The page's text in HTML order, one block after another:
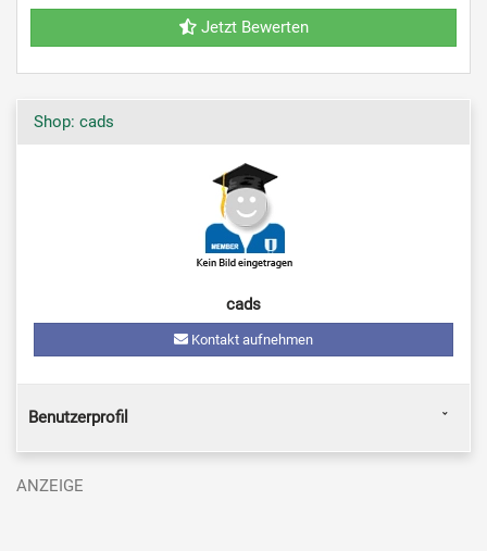
Jetzt Bewerten
Shop: cads
cads
Kontakt aufnehmen
Benutzerprofil